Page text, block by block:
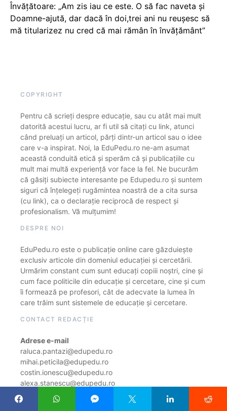
Învățătoare: „Am zis iau ce este. O să fac naveta și
Doamne-ajută, dar dacă în doi,trei ani nu reușesc să
mă titularizez nu cred că mai rămân în învățământ”
COPYRIGHT
Pentru că scrieți despre educație, sau cu atât mai mult
datorită acestui lucru, ar fi util să citați cu link, atunci
când preluați un articol, părți dintr-un articol sau o idee
care v-a inspirat. Noi, la EduPedu.ro ne-am asumat
această conduită etică și sperăm că și publicațiile cu
mult mai multă experiență vor face la fel. Ne bucurăm
că găsiți subiecte interesante pe Edupedu.ro și suntem
siguri că înțelegeți rugămintea noastră de a cita sursa
(cu link), ca o declarație reciprocă de respect și
profesionalism. Vă mulțumim!
DESPRE NOI
EduPedu.ro este o publicație online care găzduiește
exclusiv articole din domeniul educației și cercetării.
Urmărim constant cum sunt educați copiii noștri, cine și
cum face politicile din educație și cercetare, cine și cum
îi formează pe profesori, cât de adecvate la lumea în
care trăim sunt sistemele de educație și cercetare.
CONTACT REDACȚIE
Adrese e-mail
raluca.pantazi@edupedu.ro
mihai.peticila@edupedu.ro
costin.ionescu@edupedu.ro
alexa.stanescu@edupedu.ro
diana.ghimisi@edupedu.ro
stefan.lefter@edupedu.ro